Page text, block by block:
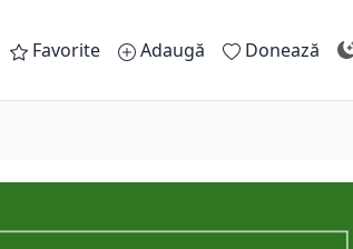
Favorite Adaugă Donează